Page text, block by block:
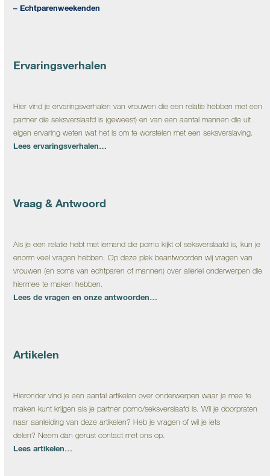
– Echtparenweekenden
Ervaringsverhalen
Hier vind je ervaringsverhalen van vrouwen die een relatie hebben met een
partner die seksverslaafd is (geweest) en van een aantal mannen die uit
eigen ervaring weten wat het is om te worstelen met een seksverslaving.
Lees ervaringsverhalen…
Vraag & Antwoord
Als je een relatie hebt met iemand die porno kijkt of seksverslaafd is, kun je
enorm veel vragen hebben. Op deze plek beantwoorden wij vragen van
vrouwen (en soms van echtparen of mannen) over allerlei onderwerpen die
hiermee te maken hebben.
Lees de vragen en onze antwoorden…
Artikelen
Hieronder vind je een aantal artikelen over onderwerpen waar je mee te
maken kunt krijgen als je partner porno/seksverslaafd is. Wil je doorpraten
naar aanleiding van deze artikelen? Heb je vragen of wil je iets
delen? Neem dan gerust contact met ons op.
Lees artikelen…